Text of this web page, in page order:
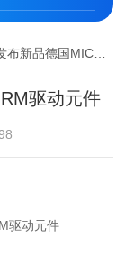
国MICRONORM驱动元件
驱动元件